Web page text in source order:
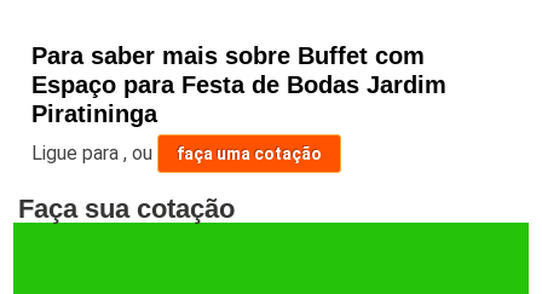
Para saber mais sobre Buffet com
Espaço para Festa de Bodas Jardim
Piratininga
Ligue para,ou faça uma cotação
Faça sua cotação